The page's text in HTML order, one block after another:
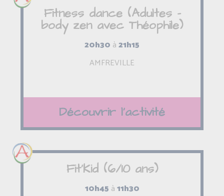
Fitness dance (Adultes -
body zen avec Théophile)
20h30 à21h15
AMFREVILLE
Découvrir l'activité
Fit'Kid (6/10 ans)
10h45 à11h30